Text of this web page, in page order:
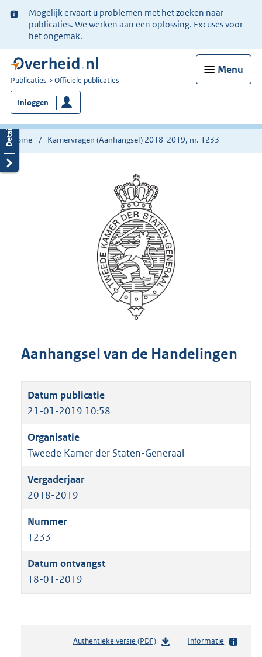
Ter
informatie:
Mogelijk ervaart u problemen met het zoeken naar
publicaties. We werken aan een oplossing. Excuses voor
het ongemak.
Menu
U
bent
nu
hier:
Publicaties Officiële publicaties
Inloggen
Home Kamervragen (Aanhangsel) 2018-2019, nr. 1233
Aanhangsel van de Handelingen
21-01-2019 10:58
Tweede Kamer der Staten-Generaal
2018-2019
1233
18-01-2019
Authentieke versie (PDF)b
Informatie